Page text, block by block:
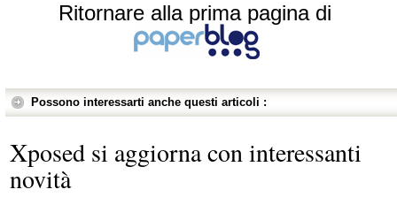
Ritornare alla prima pagina di
Possono interessarti anche questi articoli :
Xposed si aggiorna con interessanti
novità